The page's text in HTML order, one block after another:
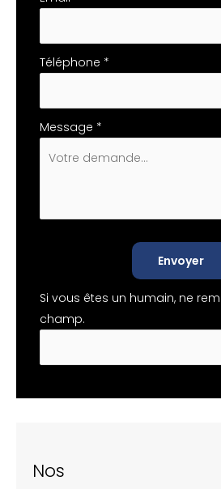
Téléphone *
Message *
Envoyer
Si vous êtes un humain, ne
champ.
Nos